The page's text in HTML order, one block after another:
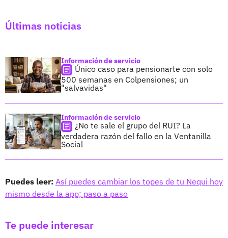
Últimas noticias
Información de servicio
Único caso para pensionarte con solo
500 semanas en Colpensiones; un
"salvavidas"
Información de servicio
¿No te sale el grupo del RUI? La
verdadera razón del fallo en la Ventanilla
Social
Puedes leer: Así puedes cambiar los topes de tu Nequi hoy
mismo desde la app; paso a paso
Te puede interesar